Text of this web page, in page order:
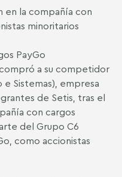
en la compañía con
minoritarios
PayGo
a su competidor
e Sistemas), empresa
de Setis, tras el
con cargos
del Grupo C6
como accionistas